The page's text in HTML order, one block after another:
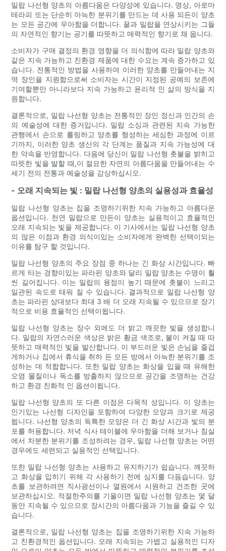
밀랍 나선형 양초의 아름다움은 다양성에 있습니다. 명상, 아로마
테라피 또는 단순히 아늑한 분위기를 만드는 데 사용 되든이 양초
는 모든 공간에 우아함을 더합니다. 꿀과 밀랍을 연상시키는 그들
의 자연적인 향기는 공기를 따뜻하고 매력적인 향기로 채 웁니다.
소비자가 구매 결정의 환경 영향을 더 의식함에 따라 밀랍 양초와
같은 지속 가능하고 친환경 제품에 대한 수요는 계속 증가하고 있
습니다. 전통적인 방법을 사용하여 이러한 양초를 만들어내는 지
역 장인을 지원함으로써 소비자는 시간이 지정된 공예의 보존에
기여할뿐만 아니라보다 지속 가능하고 윤리적 인 삶의 방식을 지
원합니다.
결론적으로, 밀랍 나선형 양초는 전통적인 장인 정신과 인간의 손
의 예술성에 대한 증거입니다. 밀랍 소싱과 관련된 지속 가능한
관행에서 손으로 롤링하고 양초를 형성하는 세심한 과정에 이르
기까지, 이러한 양초 생산의 각 단계는 품질과 지속 가능성에 대
한 약속을 반영합니다. 다음에 당신이 밀랍 나선형 촛불을 밝히고
따뜻한 빛을 발할 때,이 절묘한 자연의 아름다움을 만들어내는 수
세기 전의 전통과 예술성을 감상하십시오.
- 오래 지속되는 빛 : 밀랍 나선형 양초의 실용성과 효율성
밀랍 나선형 양초는 집을 조명하기위한 지속 가능하고 아름다운
옵션입니다. 천연 밀랍으로 만든이 양초는 실용적이고 효율적인
오래 지속되는 빛을 제공합니다. 이 기사에서는 밀랍 나선형 양초
의 많은 이점과 환경 의식이있는 소비자에게 완벽한 선택이되는
이유를 탐구 할 것입니다.
밀랍 나선형 양초의 주요 장점 중 하나는 긴 화상 시간입니다. 빠
르게 타는 경향이있는 파라핀 양초와 달리 밀랍 양초는 수명이 훨
씬 길어집니다. 이는 밀랍의 융점이 높기 때문에 촛불이 느리고
일관된 속도로 태워 질 수 있습니다. 결과적으로 밀랍 나선형 양
초는 파라핀 상대보다 최대 3 배 더 오래 지속될 수 있으므로 장기
적으로 비용 효율적인 선택이됩니다.
밀랍 나선형 양초는 장수 외에도 더 밝고 깨끗한 빛을 생성합니
다. 밀랍의 자연스러운 색상은 밝은 황금 색조로, 불이 켜질 때 따
뜻하고 매력적인 빛을 발산합니다. 이 부드러운 빛은 손님을 즐겁
게하거나 집에서 휴식을 취하 든 모든 방에서 아늑한 분위기를 조
성하는 데 적합합니다. 또한 밀랍 양초는 화상을 입을 때 유해한
오염 물질이나 독소를 방출하지 않으므로 공간을 조명하는 건강
하고 환경 친화적 인 옵션이됩니다.
밀랍 나선형 양초의 또 다른 이점은 다목적 성입니다. 이 양초는
인기있는 나선형 디자인을 포함하여 다양한 모양과 크기로 제공
됩니다. 나선형 양초의 독특한 모양은 더 긴 화상 시간과 빛의 분
포를 허용합니다. 저녁 식사 테이블에 우아함을 더해 보거나 침실
에서 차분한 분위기를 조성하려는 경우, 밀랍 나선형 양초는 어떤
경우에도 세련되고 실용적인 선택입니다.
또한 밀랍 나선형 양초는 사용하고 유지하기가 쉽습니다. 깨끗하
고 화상을 입히기 위해 각 사용하기 전에 심지를 다듬습니다. 양
초를 보관하려면 직사광선이나 열원에서 시원하고 건조한 곳에
보관하십시오. 적절한주의를 기울이면 밀랍 나선형 양초는 몇 달
동안 지속될 수 있으므로 장시간의 아름다움과 기능을 즐길 수 있
습니다.
결론적으로, 밀랍 나선형 양초는 집을 조명하기위한 지속 가능하
고 친환경적인 옵션입니다. 오래 지속되는 가볍고 실용적인 디자